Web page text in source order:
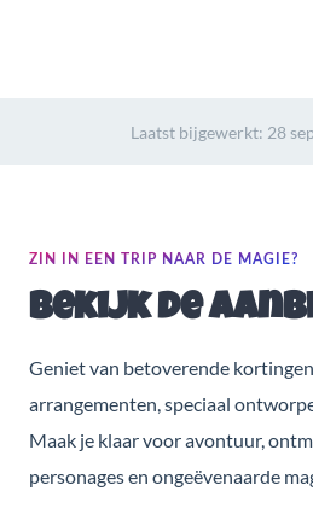
Laatst bijgewerkt: 28
ZIN IN EEN TRIP NAAR DE MAGIE?
Bekijk de
Geniet van betoverende
arrangementen, speciaal
Maak je klaar voor avontuur,
personages en ongeëvenaarde